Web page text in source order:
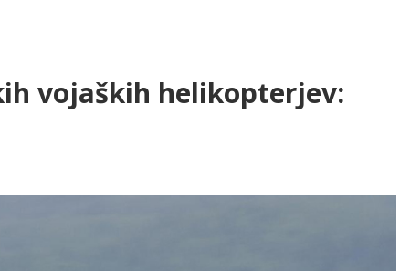
vojaških helikopterjev: